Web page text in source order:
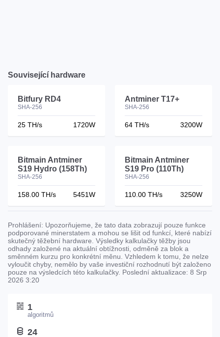
1
algoritmů
24
Související hardware
Bitfury RD4
SHA-256
25 TH/s 1720W
Antminer T17+
SHA-256
64 TH/s 3200W
Bitmain Antminer
S19 Hydro (158Th)
SHA-256
158.00 TH/s 5451W
Bitmain Antminer
S19 Pro (110Th)
SHA-256
110.00 TH/s 3250W
Prohlášení: Upozorňujeme, že tato data zobrazují pouze funkce
podporované minerstatem a mohou se lišit od funkcí, které nabízí
skutečný těžební hardware. Výsledky kalkulačky těžby jsou
odhady založené na aktuální obtížnosti, odměně za blok a
směnném kurzu pro konkrétní měnu. Vzhledem k tomu, že nelze
vyloučit chyby, nemělo by vaše investiční rozhodnutí být založeno
pouze na výsledcích této kalkulačky. Poslední aktualizace: 8 Srp
2026 3:20